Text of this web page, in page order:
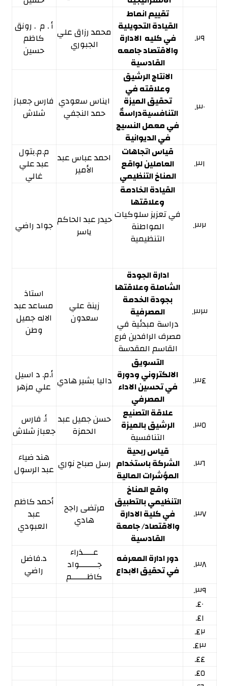
٢٩.
تقييم انماط
القيادة التحويلية
في كليه الادارة
والاقتصاد جامعه
القادسية
محمد رزاق علي
الجبوري
أ . م . رونق
كاظم
حسين
٣٠.
الانتاج الرشيق
وعلاقته في
تحقيق الميزة
التنافسيةدراسةٌ
في معمل النسيج
في الديوانية
ايناس سعودي
حمد النجفي
فارس جعباز
شلاش
٣١.
قياس اتجاهات
العاملين لواقع
المناخ التنظيمي
احمد عباس عبد
الأمير
م.م.بتول
عبد علي
غالي
٣٢.
القيادة الخادمة
وعلاقتها
في تعزيز سلوكيات
المواطنة
التنظيمية
حيدر عبد الحاكم
ياسر
جواد راضي
٣٣.
ادارة الجودة
الشاملة وعلاقتها
بجودة الخدمة
المصرفية
دراسة مبدئية في
مصرف الرافدين فرع
القاسم المقدسة
زينة علي
سعدون
استاذ
مساعد عبد
الاله جميل
وطن
٣٤.
التسويق
الالكتروني ودورة
في تحسين الاداء
المصرفي
داليا بشير هادي أ.م. د اسيل
علي مزهر
٣٥.
علاقة التصنيع
الرشيق بالميزة
التنافسية
حسن جميل عبد
الحمزة
أ. فارس
جعباز شلاش
٣٦.
قياس ربحية
الشركة باستخدام
المؤشرات المالية
رسل صباح نوري هند ضياء
عبد الرسول
٣٧.
واقع المناخ
التنظيمي بالتطبيق
في كلية الادارة
والاقتصاد/ جامعة
القادسية
مرتضى راجح
هادي
أحمد كاظم
عبد
العبودي
٣٨.
دور ادارة المعرفه
في تحقيق الابداع
عــــذراء
جـــــــواد
كاظــــــم
د.فاضل
راضي
٣٩.
٤٠.
٤١.
٤٢.
٤٣.
٤٤.
٤٥.